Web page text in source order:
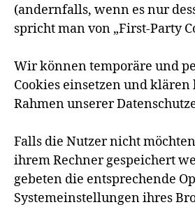
(andernfalls, wenn es nur
spricht man von „First-Party
Wir können temporäre und
Cookies einsetzen und
Rahmen unserer
Falls die Nutzer nicht
ihrem Rechner gespeichert
gebeten die entsprechende
Systemeinstellungen ihres